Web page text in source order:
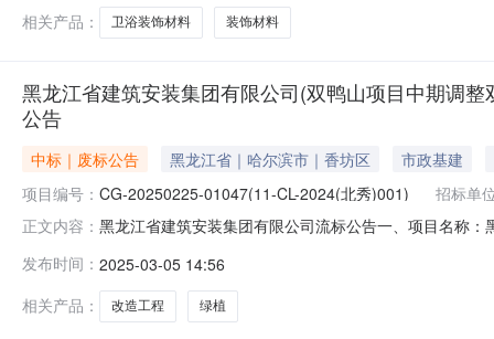
相关产品：
卫浴装饰材料 装饰材料
黑龙江省建筑安装集团有限公司(双鸭山项目中期调
公告
中标｜废标公告 黑龙江省｜哈尔滨市｜香坊区
市政基建
项目编号： CG-20250225-01047(11-CL-2024(北秀)001)
招标单
正文内容： 黑龙江省建筑安装集团有限公司流标公告一、项目名称
六、采购预算：2200880元六、采购公告发布日期：
发布时间： 2025-03-05 14:56
相关产品：
改造工程 绿植